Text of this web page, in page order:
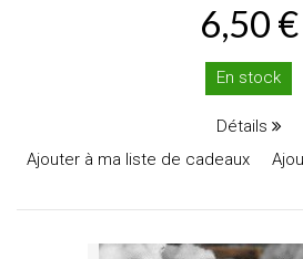
6,50 €
En stock
Détails
Ajouter à ma liste de cadeaux